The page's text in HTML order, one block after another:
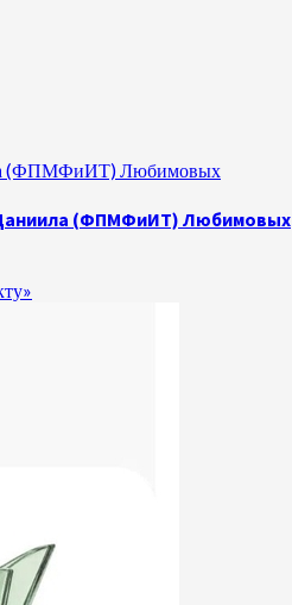
(ФПМФиИТ) Любимовых
Даниила (ФПМФиИТ) Любимовых